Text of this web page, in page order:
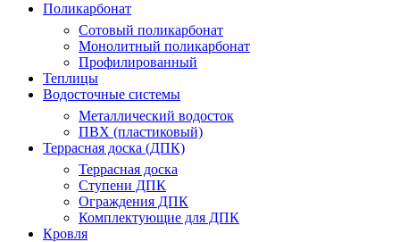
Поликарбонат
Сотовый поликарбонат
Монолитный поликарбонат
Профилированный
Теплицы
Водосточные системы
Металлический водосток
ПВХ (пластиковый)
Террасная доска (ДПК)
Террасная доска
Ступени ДПК
Ограждения ДПК
Комплектующие для ДПК
Кровля